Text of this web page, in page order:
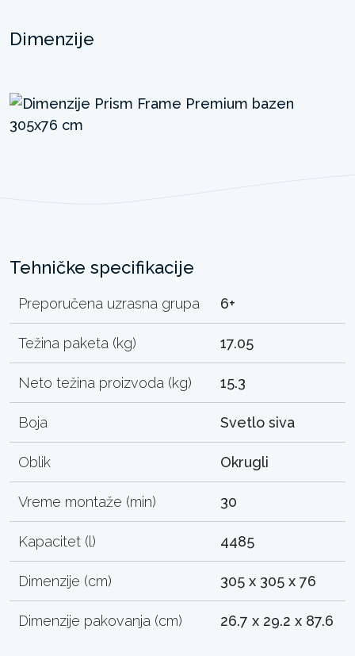
Dimenzije
Tehničke specifikacije
Preporučena uzrasna grupa 6+
Težina paketa (kg) 17.05
Neto težina proizvoda (kg) 15.3
Boja Svetlo siva
Oblik Okrugli
Vreme montaže (min) 30
Kapacitet (l) 4485
Dimenzije (cm) 305 x 305 x 76
Dimenzije pakovanja (cm) 26.7 x 29.2 x 87.6